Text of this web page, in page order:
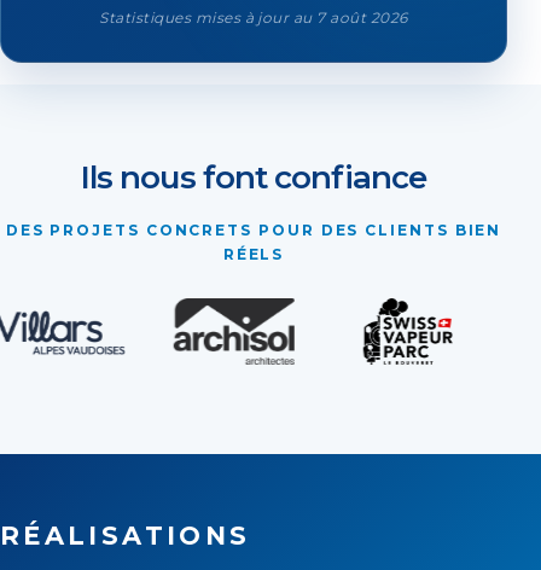
Statistiques mises à jour au 7 août 2026
Ils nous font confiance
DES PROJETS CONCRETS POUR DES CLIENTS BIEN
RÉELS
RÉALISATIONS